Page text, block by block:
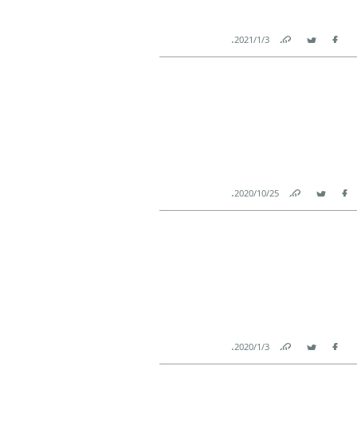
Facebook
Twitter
Link
3‏/1‏/2021
.
Facebook
Twitter
Link
25‏/10‏/2020
.
Facebook
Twitter
Link
3‏/1‏/2020
.